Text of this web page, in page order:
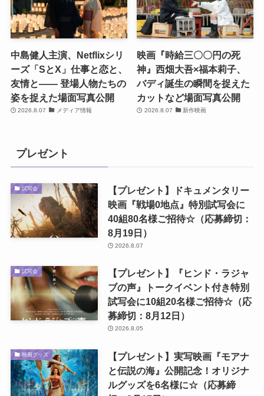
中島健人主演、Netflixシリ
ーズ「SとX」仕事と恋と、
友情と―― 登場人物たちの
姿を捉えた場面写真公開
2026.8.07 メディア情報
映画『時給三〇〇円の死
神』西畑大吾×福本莉子、
バディ誕生の瞬間を捉えた
カットなど場面写真公開
2026.8.07 新作映画
プレゼント
試写会
【プレゼント】ドキュメンタリー
映画『戦場0地点』特別試写会に
40組80名様ご招待☆（応募締切：
8月19日）
2026.8.07
試写会
【プレゼント】『ヒンド・ラジャ
ブの声』トークイベント付き特別
試写会に10組20名様ご招待☆（応
募締切：8月12日）
2026.8.05
映画グッズ
【プレゼント】実写映画『モアナ
と伝説の海』公開記念！オリジナ
ルグッズを6名様に☆（応募締